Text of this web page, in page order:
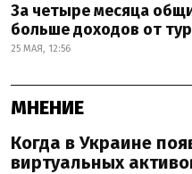
За четыре месяца
больше доходов от
25 МАЯ, 12:56
МНЕНИЕ
Когда в Украине
виртуальных